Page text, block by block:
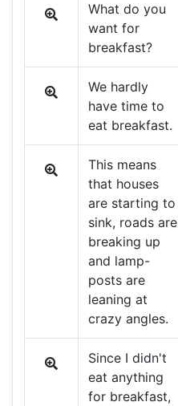
What do you
want for
breakfast?
We hardly
have time to
eat breakfast.
This means
that houses
are starting to
sink, roads are
breaking up
and lamp-
posts are
leaning at
crazy angles.
Since I didn't
eat anything
for breakfast,